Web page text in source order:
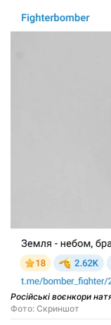
Російські воєнкори
Фото: Скриншот